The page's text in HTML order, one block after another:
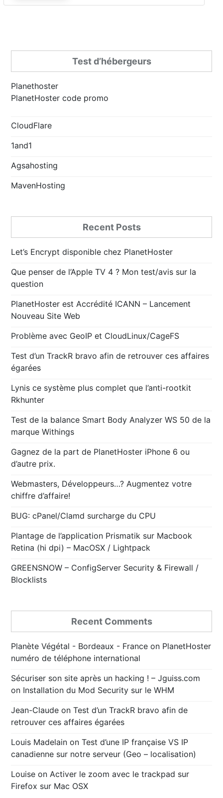
Test d’hébergeurs
Planethoster
PlanetHoster code promo
CloudFlare
1and1
Agsahosting
MavenHosting
Recent Posts
Let’s Encrypt disponible chez PlanetHoster
Que penser de l’Apple TV 4 ? Mon test/avis sur la
question
PlanetHoster est Accrédité ICANN – Lancement
Nouveau Site Web
Problème avec GeoIP et CloudLinux/CageFS
Test d’un TrackR bravo afin de retrouver ces affaires
égarées
Lynis ce système plus complet que l’anti-rootkit
Rkhunter
Test de la balance Smart Body Analyzer WS 50 de la
marque Withings
Gagnez de la part de PlanetHoster iPhone 6 ou
d’autre prix.
Webmasters, Développeurs…? Augmentez votre
chiffre d’affaire!
BUG: cPanel/Clamd surcharge du CPU
Plantage de l’application Prismatik sur Macbook
Retina (hi dpi) – MacOSX / Lightpack
GREENSNOW – ConfigServer Security & Firewall /
Blocklists
Recent Comments
Planète Végétal - Bordeaux - France on PlanetHoster
numéro de téléphone international
Sécuriser son site après un hacking ! – Jguiss.com
on Installation du Mod Security sur le WHM
Jean-Claude onTest d’un TrackR bravo afin de
retrouver ces affaires égarées
Louis Madelain onTest d’une IP française VS IP
canadienne sur notre serveur (Geo – localisation)
Louise on Activer le zoom avec le trackpad sur
Firefox sur Mac OSX